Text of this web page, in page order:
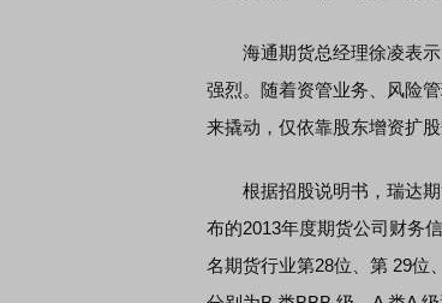
海通期货总经理徐凌表示
强烈。随着资管业务、风险
来撬动，仅依靠股东增资扩
根据招股说明书，瑞达期
布的2013年度期货公司财务
名期货行业第28位、第 29位